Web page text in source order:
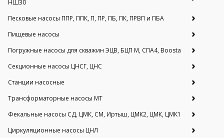
НШ30
Песковые насосы ППР, ППК, П, ПР, ПБ, ПК, ПРВП и ПБА
Пищевые насосы
Погружные насосы для скважин ЭЦВ, БЦП М, СПА4, Boosta
Секционные насосы ЦНСГ, ЦНС
Станции насосные
Трансформаторные насосы МТ
Фекальные насосы СД, ЦМК, СМ, Иртыш, ЦМК2, ЦМК, ЦМК1
Циркуляционные насосы ЦНЛ